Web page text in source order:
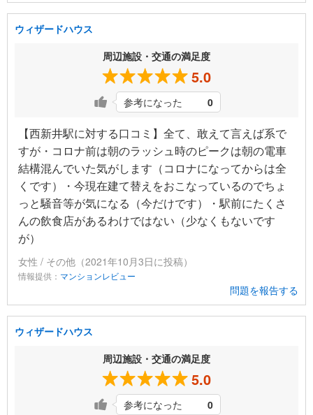
ウィザードハウス
周辺施設・交通の満足度
5.0
参考になった 0
【西新井駅に対する口コミ】全て、敢えて言えば系で
すが・コロナ前は朝のラッシュ時のピークは朝の電車
結構混んでいた気がします（コロナになってからは全
くです）・今現在建て替えをおこなっているのでちょ
っと騒音等が気になる（今だけです）・駅前にたくさ
んの飲食店があるわけではない（少なくもないです
が）
女性 / その他（2021年10月3日に投稿）
情報提供： マンションレビュー
問題を報告する
ウィザードハウス
周辺施設・交通の満足度
5.0
参考になった 0